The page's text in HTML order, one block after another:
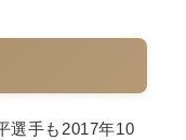
選手も2017年10